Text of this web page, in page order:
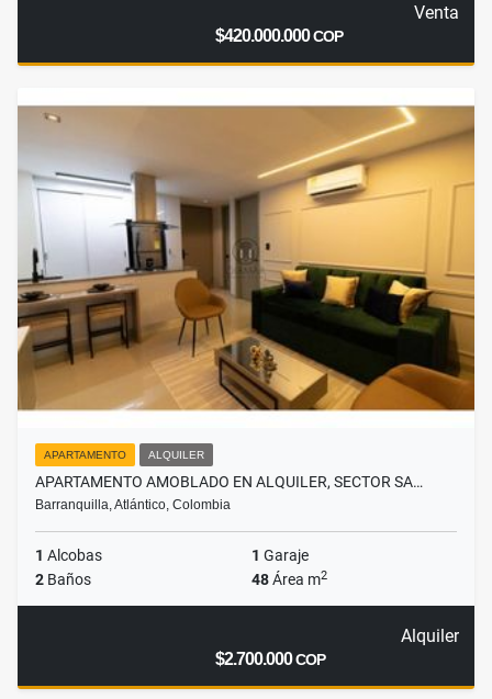
Venta
$420.000.000COP
APARTAMENTO ALQUILER
APARTAMENTO AMOBLADO EN ALQUILER, SECTOR SA…
Barranquilla, Atlántico, Colombia
1 Alcobas 1 Garaje
2 Baños 48Área m2
Alquiler
$2.700.000COP